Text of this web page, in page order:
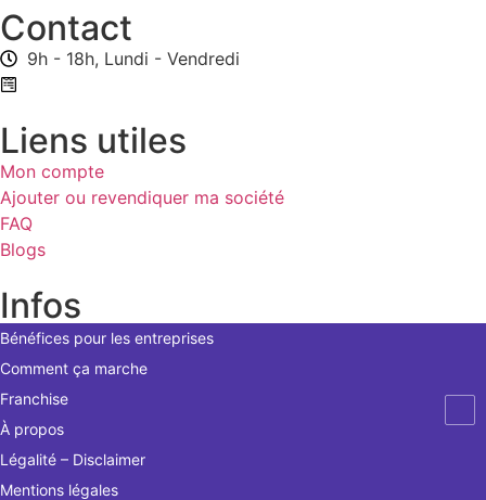
Contact
9h - 18h, Lundi - Vendredi
Liens utiles
Mon compte
Ajouter ou revendiquer ma société
FAQ
Blogs
Infos
Bénéfices pour les entreprises
Comment ça marche
Franchise
À propos
Légalité – Disclaimer
Mentions légales